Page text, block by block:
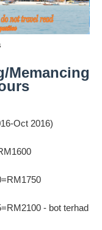
Oct 2016)
- bot terhad